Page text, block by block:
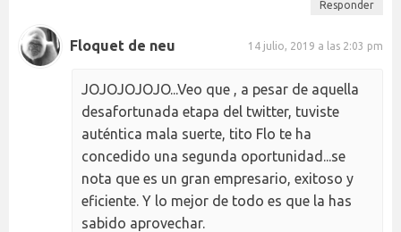
Responder
Floquet de neu 14 julio, 2019 a las 2:03 pm
JOJOJOJOJO...Veo que , a pesar de aquella
desafortunada etapa del twitter, tuviste
auténtica mala suerte, tito Flo te ha
concedido una segunda oportunidad...se
nota que es un gran empresario, exitoso y
eficiente. Y lo mejor de todo es que la has
sabido aprovechar.